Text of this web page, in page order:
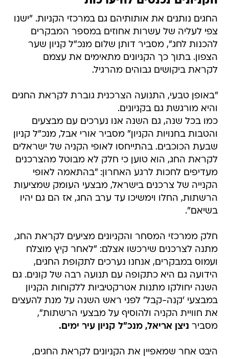
החגים נותנים את אותותיהם גם במרכזי הקניות. "ישנו
צפי לעליה של עשרות אחוזים במספר המבקרים
להכנות לחג", מסביר דותן שלום מנכ"ל קניון שער
הצפון. בתוך כך הקניונים מתאימים את עצמם
לקראת ביקושים גבוהים מהרגיל.
"באופן טבעי, התנועה הצרכנית גוברת לקראת החגים
והיא מורגשת גם בקניונים.
כמו בכל שנה, גם השנה אנו נערכים עם מבצעים
והטבות בחנויות הקניון" מסביר אורי אבל, מנכ"ל קניון
שבעת הכוכבים. בהתייחסו לאופי הקניה של ישראלים
לקראת החג, הוא טוען כי חלק לא מבוטל מהצרכנים
מעדיפים לחכות לרגע האחרון: "בהתאמה לאופי
הקנייה של צרכנים בישראל, מבצעי העומק שמציעות
הרשתות, החלו וימשיכו עד ערב החג, אז הם גם יהיו
בשיאם".
חלק ממרכזי המסחר והקניונים מציעים לקראת החג,
מתנה לצרכנים שירכשו אצלם: "לאחר קיץ מוצלח
ועמוס במבקרים, אנחנו נערכים לתקופת החגים,
הידועה גם היא כתקופה עם תנועה רבה של קונים. גם
השנה יחולקו מתנות אטרקטיביות ללקוחות הקניון
במבצעי 'קנה-קבל' לפני ראש השנה על מנת להעצים
את חוויית הקניה ולהוסיף על מבצעי הרשתות",
מסביר ניצן אריאל, מנכ"ל קניון עיר ימים.
היבט אחר שמאפיין את הקניונים לקראת החגים,